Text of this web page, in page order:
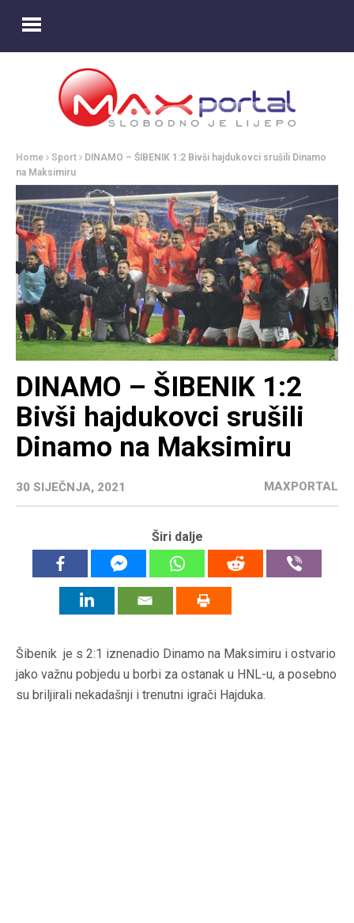
Home Sport
DINAMO – ŠIBENIK 1:2 Bivši hajdukovci srušili Dinamo
na Maksimiru
DINAMO – ŠIBENIK 1:2
Bivši hajdukovci srušili
Dinamo na Maksimiru
30 SIJEČNJA, 2021 MAXPORTAL
Širi dalje
Šibenik je s 2:1 iznenadio Dinamo na Maksimiru i ostvario
jako važnu pobjedu u borbi za ostanak u HNL-u, a posebno
su briljirali nekadašnji i trenutni igrači Hajduka.